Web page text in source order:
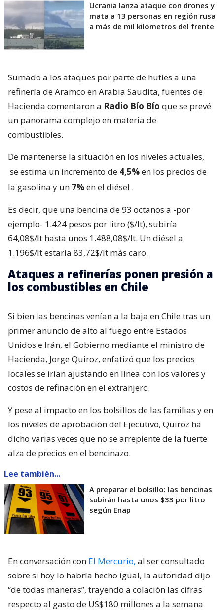
Ucrania lanza ataque con drones y
mata a 13 personas en región rusa
a más de mil kilómetros del frente
Sumado a los ataques por parte de hutíes a una
refinería de Aramco en Arabia Saudita, fuentes de
Hacienda comentaron a Radio Bío Bío que se prevé
un panorama complejo en materia de
combustibles.
De mantenerse la situación en los niveles actuales,
se estima un incremento de 4,5%en los precios de
la gasolina y un 7%en el diésel .
Es decir, que una bencina de 93 octanos a -por
ejemplo- 1.424 pesos por litro ($/lt), subiría
64,08$/lt hasta unos 1.488,08$/lt. Un diésel a
1.196$/lt estaría 83,72$/lt más caro.
Ataques a refinerías ponen presión a
los combustibles en Chile
Si bien las bencinas venían a la baja en Chile tras un
primer anuncio de alto al fuego entre Estados
Unidos e Irán, el Gobierno mediante el ministro de
Hacienda, Jorge Quiroz, enfatizó que los precios
locales se irían ajustando en línea con los valores y
costos de refinación en el extranjero.
Y pese al impacto en los bolsillos de las familias y en
los niveles de aprobación del Ejecutivo, Quiroz ha
dicho varias veces que no se arrepiente de la fuerte
alza de precios en el bencinazo.
Lee también...
A preparar el bolsillo: las bencinas
subirán hasta unos $33 por litro
según Enap
En conversación con El Mercurio, al ser consultado
sobre si hoy lo habría hecho igual, la autoridad dijo
“de todas maneras”, trayendo a colación las cifras
respecto al gasto de US$180 millones a la semana